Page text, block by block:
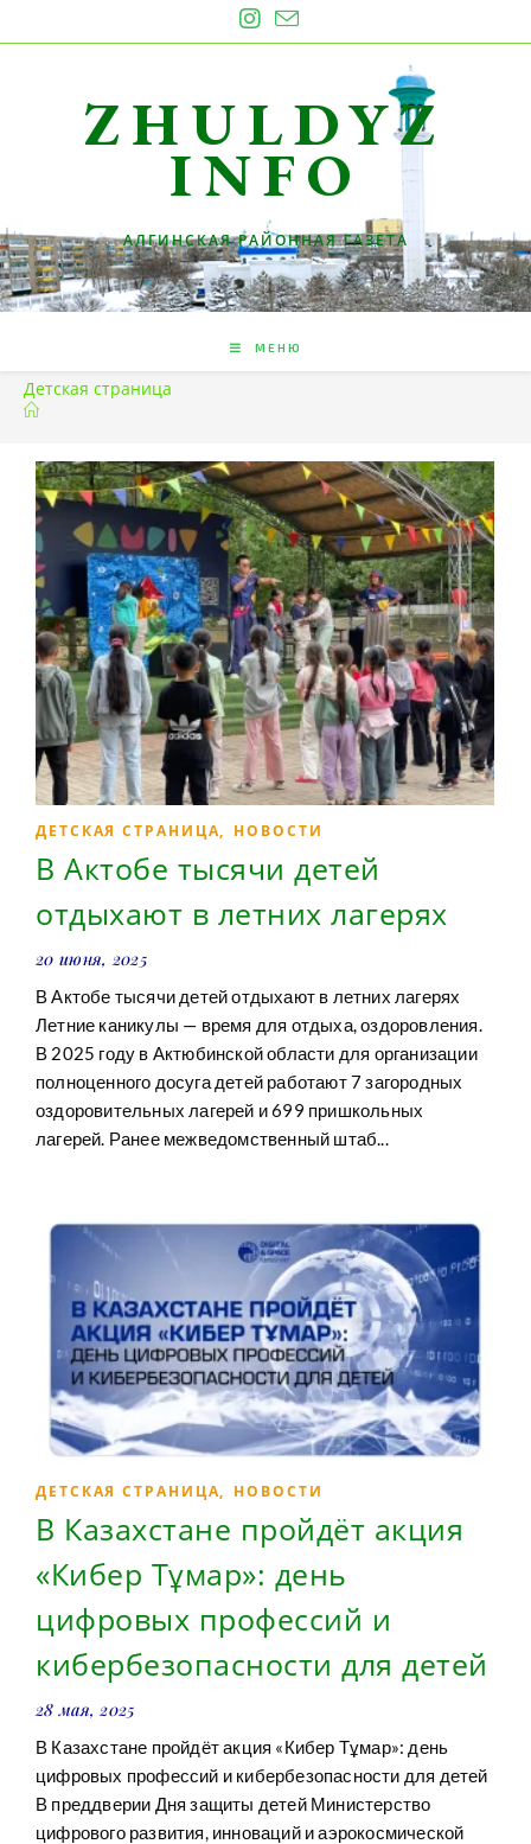
ZHULDYZ
INFO
АЛГИНСКАЯ РАЙОННАЯ ГАЗЕТА
МЕНЮ
Детская страница
ДЕТСКАЯ СТРАНИЦА, НОВОСТИ
В Актобе тысячи детей
отдыхают в летних лагерях
20 июня, 2025
В Актобе тысячи детей отдыхают в летних лагерях
Летние каникулы — время для отдыха, оздоровления.
В 2025 году в Актюбинской области для организации
полноценного досуга детей работают 7 загородных
оздоровительных лагерей и 699 пришкольных
лагерей. Ранее межведомственный штаб...
ДЕТСКАЯ СТРАНИЦА, НОВОСТИ
В Казахстане пройдёт акция
«Кибер Тұмар»: день
цифровых профессий и
кибербезопасности для детей
28 мая, 2025
В Казахстане пройдёт акция «Кибер Тұмар»: день
цифровых профессий и кибербезопасности для детей
В преддверии Дня защиты детей Министерство
цифрового развития, инноваций и аэрокосмической